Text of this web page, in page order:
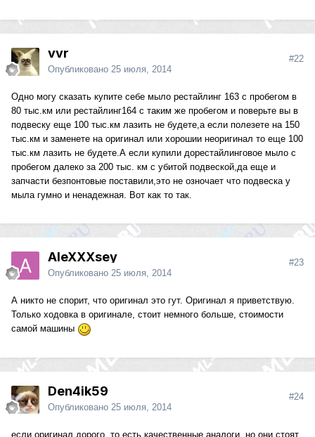
vvr
Опубликовано 25 июля, 2014
#22
Одно могу сказать купите себе мыло рестайлинг 163 с пробегом в
80 тыс.км или рестайлинг164 с таким же пробегом и поверьте вы в
подвеску еще 100 тыс.км лазить не будете,а если полезете на 150
тыс.км и заменете на оригинал или хорошии неоригинал то еще 100
тыс.км лазить не будете.А если купили дорестайлинговое мыло с
пробегом далеко за 200 тыс. км с убитой подвеской,да еще и
запчасти безпонтовые поставили,это не озночает что подвеска у
мыла гумно и ненадежная. Вот как то так.
AleXXXsey
Опубликовано 25 июля, 2014
#23
А никто не спорит, что оригинал это гут. Оригинал я приветствую.
Только ходовка в оригинале, стоит немного больше, стоимости
самой машины
Den4ik59
Опубликовано 25 июля, 2014
#24
если оригинал дорого, то есть качественные аналоги, но они стоят